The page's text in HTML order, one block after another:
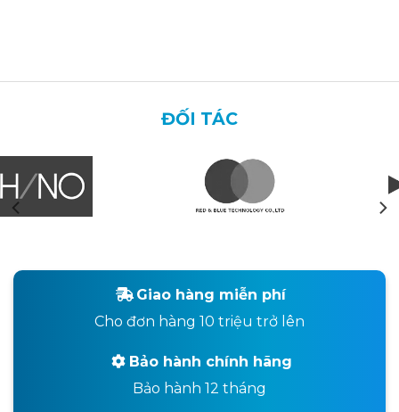
ĐỐI TÁC
Giao hàng miễn phí
Cho đơn hàng 10 triệu trở lên
Bảo hành chính hãng
Bảo hành 12 tháng